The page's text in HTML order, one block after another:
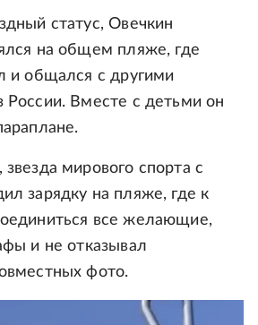
статус, Овечкин
на общем пляже, где
и общался с другими
России. Вместе с детьми он
мирового спорта с
зарядку на пляже, где к
все желающие,
и не отказывал
фото.